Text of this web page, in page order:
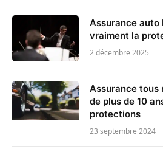
Assurance auto
vraiment la
2 décembre 2025
Assurance tous
de plus de 10
protections
23 septembre 2024